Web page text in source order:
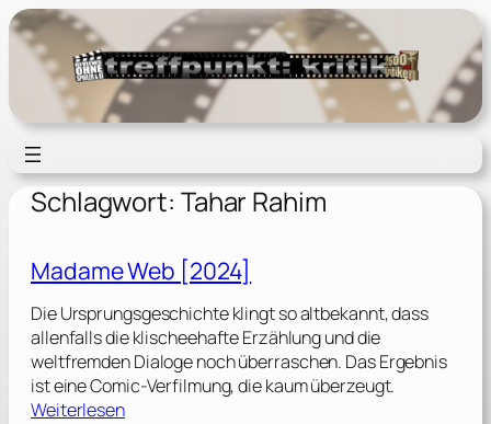
Zum
Inhalt
springen
Schlagwort: Tahar Rahim
Madame Web [2024]
Die Ursprungsgeschichte klingt so altbekannt, dass
allenfalls die klischeehafte Erzählung und die
weltfremden Dialoge noch überraschen. Das Ergebnis
ist eine Comic-Verfilmung, die kaum überzeugt.
Weiterlesen: